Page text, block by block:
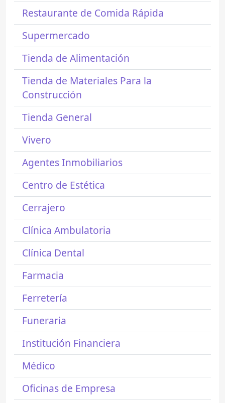
Restaurante de Comida Rápida
Supermercado
Tienda de Alimentación
Tienda de Materiales Para la
Construcción
Tienda General
Vivero
Agentes Inmobiliarios
Centro de Estética
Cerrajero
Clínica Ambulatoria
Clínica Dental
Farmacia
Ferretería
Funeraria
Institución Financiera
Médico
Oficinas de Empresa